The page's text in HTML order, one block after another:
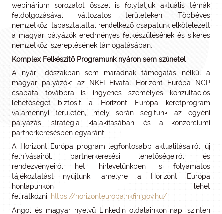
webinárium sorozatot ősszel is folytatjuk aktuális témák
feldolgozásával változatos területeken. Többéves
nemzetközi tapasztalattal rendelkező csapatunk elkötelezett
a magyar pályázók eredményes felkészülésének és sikeres
nemzetközi szereplésének támogatásában.
Komplex Felkészítő Programunk nyáron sem szünetel
A nyári időszakban sem maradnak támogatás nélkül a
magyar pályázók: az NKFI Hivatal Horizont Európa NCP
csapata továbbra is ingyenes személyes konzultációs
lehetőséget biztosít a Horizont Európa keretprogram
valamennyi területén, mely során segítünk az egyéni
pályázási stratégia kialakításában és a konzorciumi
partnerkeresésben egyaránt.
A Horizont Európa program legfontosabb aktualitásairól, új
felhívásairól, partnerkeresési lehetőségeiről és
rendezvényeiről heti hírlevelünkben is folyamatos
tájékoztatást nyújtunk, amelyre a Horizont Európa
honlapunkon lehet
feliratkozni: https://horizonteuropa.nkfih.gov.hu/
Angol és magyar nyelvű Linkedin oldalainkon napi szinten